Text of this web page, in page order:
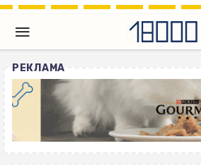
РЕКЛАМА